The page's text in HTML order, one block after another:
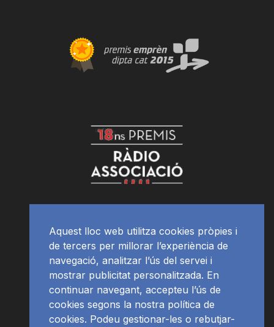
Aquest lloc web utilitza cookies pròpies i
de tercers per millorar l’experiència de
navegació, analitzar l’ús del servei i
mostrar publicitat personalitzada. En
continuar navegant, accepteu l’ús de
cookies segons la nostra política de
cookies. Podeu gestionar-les o rebutjar-